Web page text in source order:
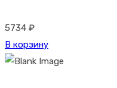
5734 ₽
В корзину